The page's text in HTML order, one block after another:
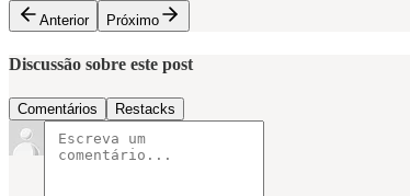
Anterior
Próximo
Discussão sobre este post
Comentários Restacks